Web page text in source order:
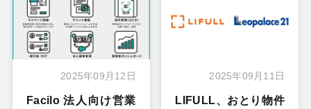
2025年09月12日
Facilo 法人向け営業
2025年09月11日
LIFULL、おとり物件